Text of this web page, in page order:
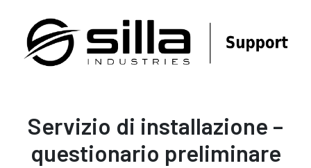
Servizio di installazione –
questionario preliminare